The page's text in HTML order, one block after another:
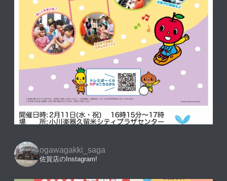
ogawagakki_saga
佐賀店のInstagram!